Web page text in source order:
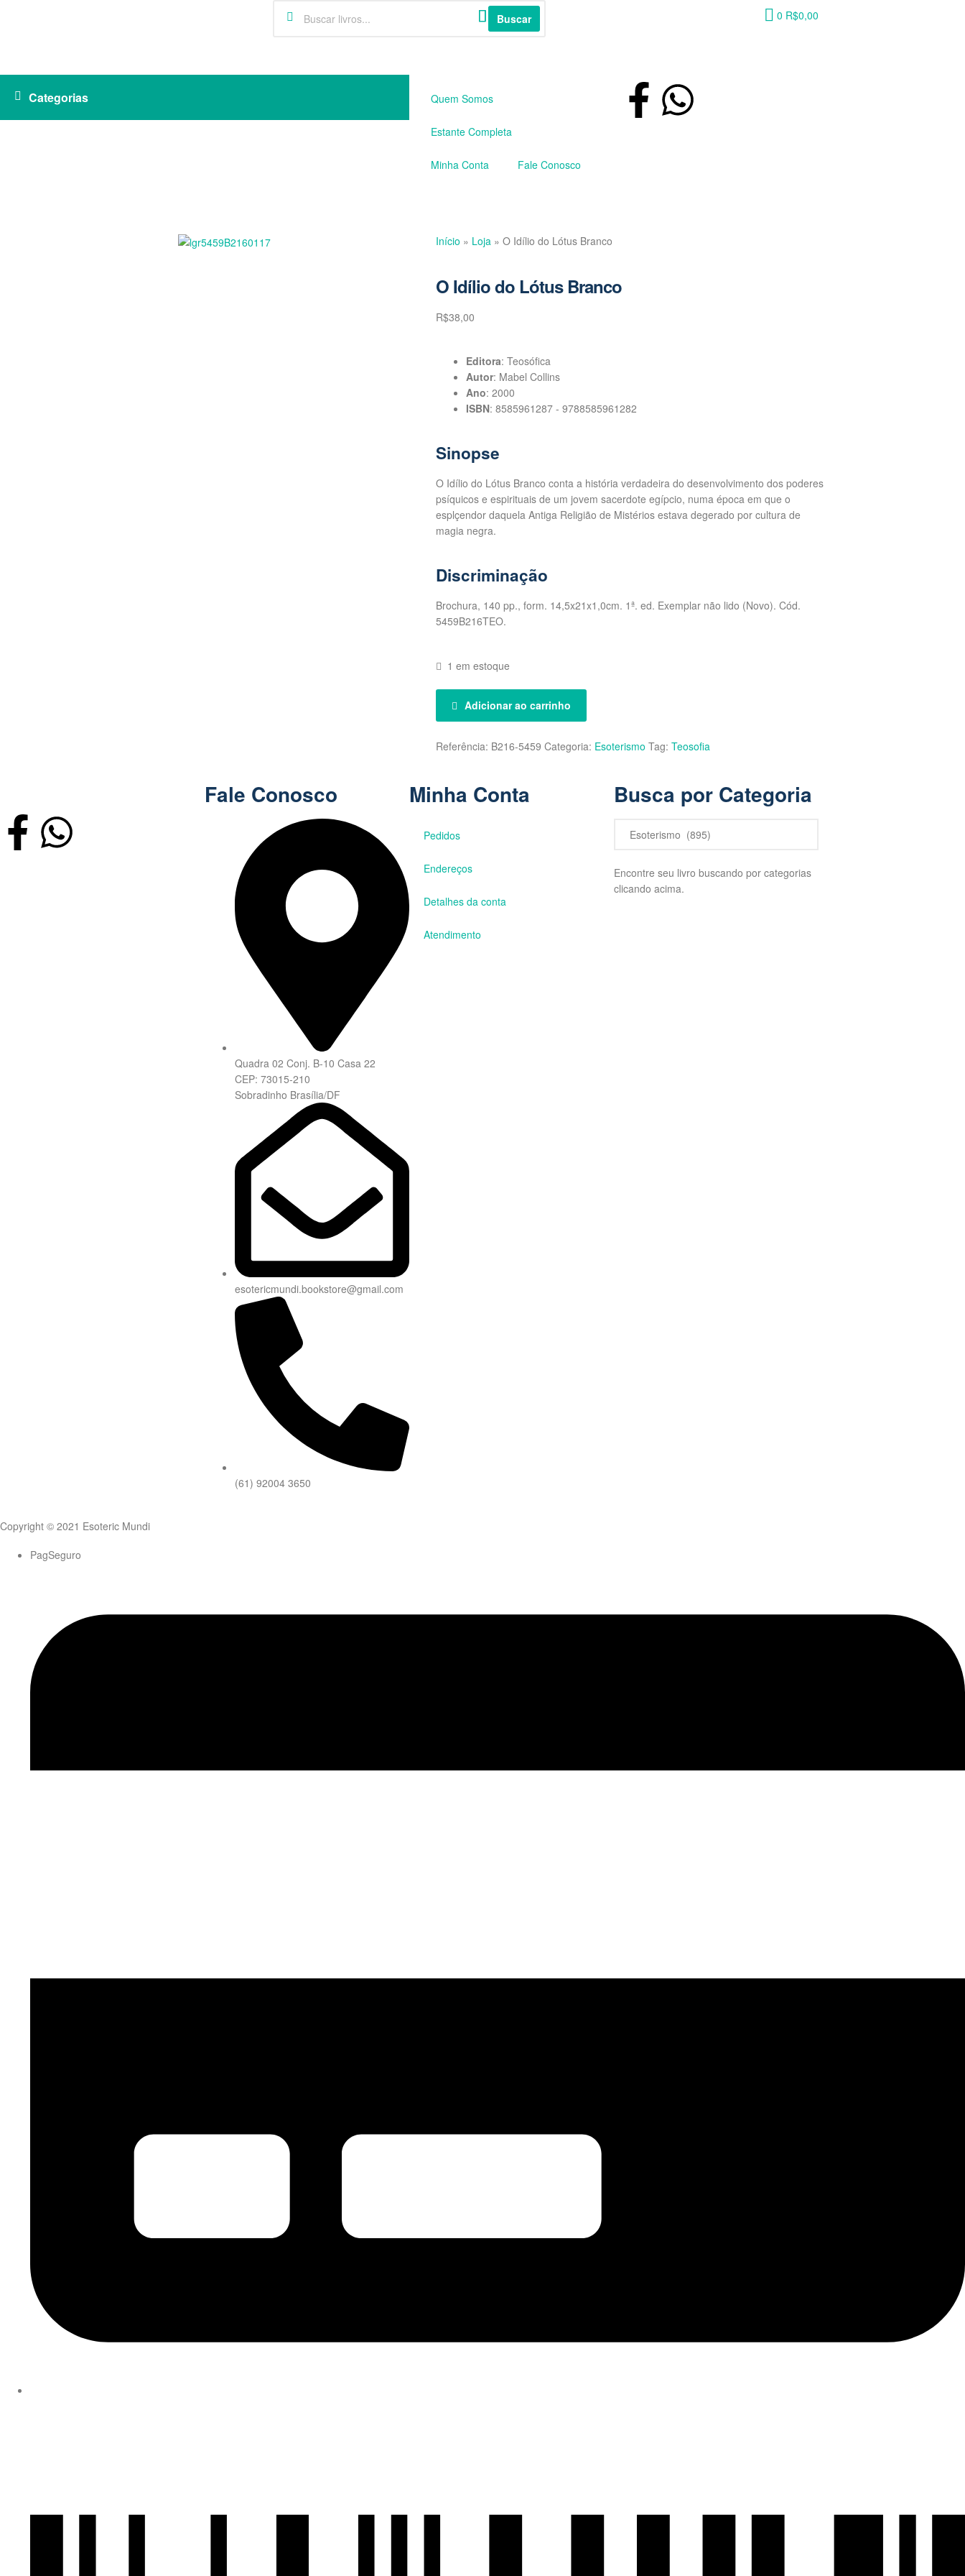
Buscar 0 R$0,00
Categorias Quem Somos
Estante Completa
Minha Conta Fale Conosco
Início » Loja » O Idílio do Lótus Branco
O Idílio do Lótus Branco
R$38,00
Editora: Teosófica
Autor: Mabel Collins
Ano: 2000
ISBN: 8585961287 - 9788585961282
Sinopse
O Idílio do Lótus Branco conta a história verdadeira do desenvolvimento dos poderes
psíquicos e espirituais de um jovem sacerdote egípcio, numa época em que o
esplçendor daquela Antiga Religião de Mistérios estava degerado por cultura de
magia negra.
Discriminação
Brochura, 140 pp., form. 14,5x21x1,0cm. 1ª. ed. Exemplar não lido (Novo). Cód.
5459B216TEO.
1 em estoque
Adicionar ao carrinho
Referência: B216-5459 Categoria: Esoterismo Tag: Teosofia
Fale Conosco
Quadra 02 Conj. B-10 Casa 22
CEP: 73015-210
Sobradinho Brasília/DF
esotericmundi.bookstore@gmail.com
(61) 92004 3650
Minha Conta
Pedidos
Endereços
Detalhes da conta
Atendimento
Busca por Categoria
Encontre seu livro buscando por categorias
clicando acima.
Copyright © 2021 Esoteric Mundi
PagSeguro